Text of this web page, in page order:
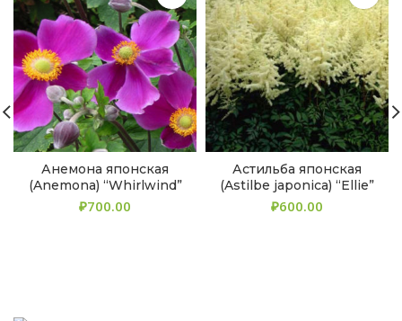
Анемона японская
(Anemona) “Whirlwind”
₽
Астильба японская
(Astilbe japonica) “Ellie”
₽